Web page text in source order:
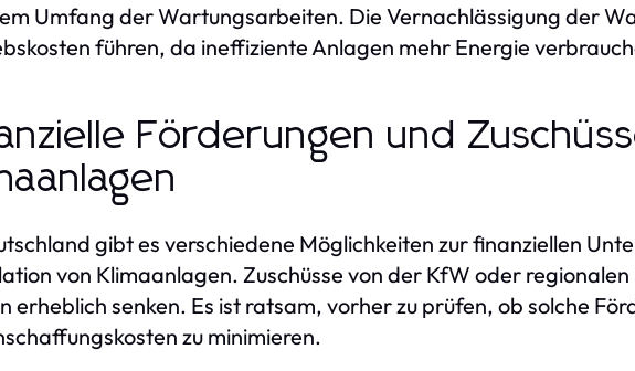
Umfang der Wartungsarbeiten. Die Vernachlässigung der
führen, da ineffiziente Anlagen mehr Energie
Förderungen und
gibt es verschiedene Möglichkeiten zur finanziellen
von Klimaanlagen. Zuschüsse von der KfW oder
erheblich senken. Es ist ratsam, vorher zu prüfen, ob solche
zu minimieren.